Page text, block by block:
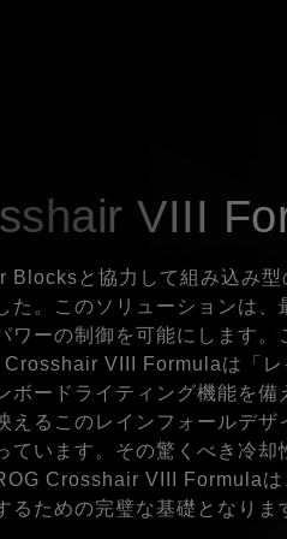
VIII
Blocksと協力して組み込み
た。このソリューションは
ワーの制御を可能にします。
Crosshair VIII Formulaは「レ
ボードライティング機能を備
えるこのレインフォールデザ
ています。その驚くべき冷却
Crosshair VIII Formulaは
るための完璧な基礎となりま